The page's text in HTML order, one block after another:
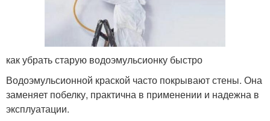
как убрать старую водоэмульсионку быстро
Водоэмульсионной краской часто покрывают стены. Она
заменяет побелку, практична в применении и надежна в
эксплуатации.